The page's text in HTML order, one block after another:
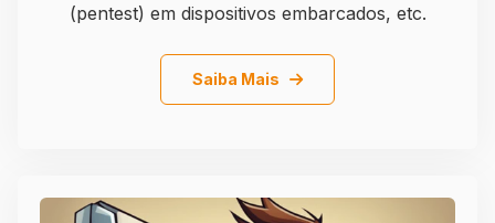
(pentest) em dispositivos embarcados, etc.
Saiba Mais Details